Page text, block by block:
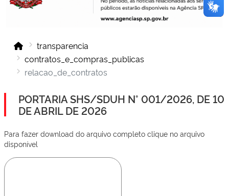
transparencia
contratos_e_compras_publicas
relacao_de_contratos
PORTARIA SHS/SDUH N° 001/2026, DE 10
DE ABRIL DE 2026
Para fazer download do arquivo completo clique no arquivo
disponível